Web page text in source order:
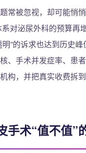
常被忽视，却可能悄
对泌尿外科的预算再
”的诉求也达到历史
、手术并发症率、患
构，并把真实收费拆
手术“值不值”